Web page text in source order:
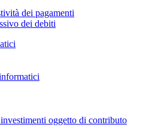
dei pagamenti
dei debiti
oggetto di contributo